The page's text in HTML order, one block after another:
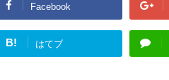
Facebook
B! はてブ